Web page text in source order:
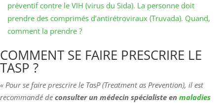
préventif contre le VIH (virus du Sida). La personne doit
prendre des comprimés d’antirétroviraux (Truvada). Quand,
comment la prendre ?
COMMENT SE FAIRE PRESCRIRE LE
TASP ?
« Pour se faire prescrire le TasP (Treatment as Prevention), il est
recommandé de consulter un médecin spécialiste en maladies